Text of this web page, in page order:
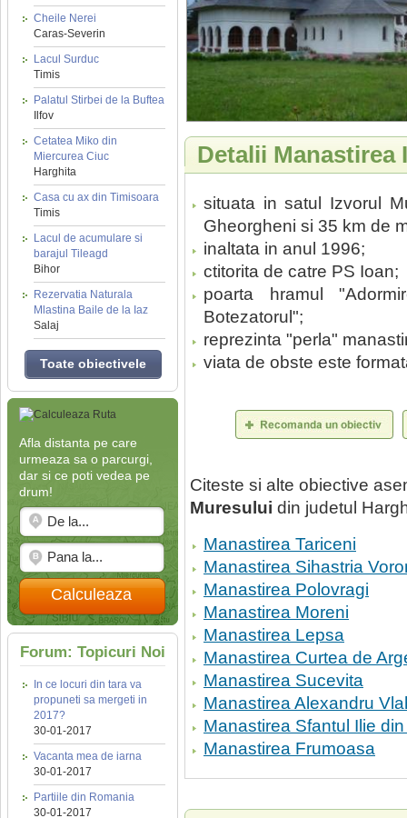
Cheile Nerei
Caras-Severin
Lacul Surduc
Timis
Palatul Stirbei de la Buftea
Ilfov
Cetatea Miko din
Miercurea Ciuc
Harghita
Casa cu ax din Timisoara
Timis
Lacul de acumulare si
barajul Tileagd
Bihor
Rezervatia Naturala
Mlastina Baile de la Iaz
Salaj
Toate obiectivele
Afla distanta pe care
urmeaza sa o parcurgi,
dar si ce poti vedea pe
drum!
Calculeaza
Forum: Topicuri Noi
In ce locuri din tara va
propuneti sa mergeti in
2017?
30-01-2017
Vacanta mea de iarna
30-01-2017
Partiile din Romania
30-01-2017
Detalii
situata in satul Izvorul
Gheorgheni si 35 km de
inaltata in anul 1996;
ctitorita de catre PS Ioan;
poarta hramul
Botezatorul";
reprezinta "perla"
viata de obste este
Citeste si alte obiective
Muresului din judetul
Manastirea Tariceni
Manastirea Sihastria
Manastirea Polovragi
Manastirea Moreni
Manastirea Lepsa
Manastirea Curtea de
Manastirea Sucevita
Manastirea Alexandru
Manastirea Sfantul Ilie
Manastirea Frumoasa